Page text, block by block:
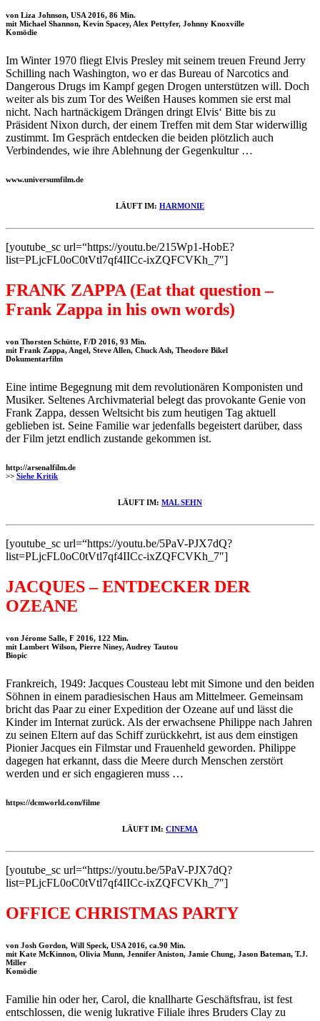
von Liza Johnson, USA 2016, 86 Min.
mit Michael Shannon, Kevin Spacey, Alex Pettyfer, Johnny Knoxville
Komödie
Im Winter 1970 fliegt Elvis Presley mit seinem treuen Freund Jerry
Schilling nach Washington, wo er das Bureau of Narcotics and
Dangerous Drugs im Kampf gegen Drogen unterstützen will. Doch
weiter als bis zum Tor des Weißen Hauses kommen sie erst mal
nicht. Nach hartnäckigem Drängen dringt Elvis‘ Bitte bis zu
Präsident Nixon durch, der einem Treffen mit dem Star widerwillig
zustimmt. Im Gespräch entdecken die beiden plötzlich auch
Verbindendes, wie ihre Ablehnung der Gegenkultur …
www.universumfilm.de
LÄUFT IM: HARMONIE
[youtube_sc url=“https://youtu.be/215Wp1-HobE?
list=PLjcFL0oC0tVtl7qf4IICc-ixZQFCVKh_7″]
FRANK ZAPPA (Eat that question –
Frank Zappa in his own words)
von Thorsten Schütte, F/D 2016, 93 Min.
mit Frank Zappa, Angel, Steve Allen, Chuck Ash, Theodore Bikel
Dokumentarfilm
Eine intime Begegnung mit dem revolutionären Komponisten und
Musiker. Seltenes Archivmaterial belegt das provokante Genie von
Frank Zappa, dessen Weltsicht bis zum heutigen Tag aktuell
geblieben ist. Seine Familie war jedenfalls begeistert darüber, dass
der Film jetzt endlich zustande gekommen ist.
http://arsenalfilm.de
>> Siehe Kritik
LÄUFT IM: MAL SEHN
[youtube_sc url=“https://youtu.be/5PaV-PJX7dQ?
list=PLjcFL0oC0tVtl7qf4IICc-ixZQFCVKh_7″]
JACQUES – ENTDECKER DER
OZEANE
von Jérome Salle, F 2016, 122 Min.
mit Lambert Wilson, Pierre Niney, Audrey Tautou
Biopic
Frankreich, 1949: Jacques Cousteau lebt mit Simone und den beiden
Söhnen in einem paradiesischen Haus am Mittelmeer. Gemeinsam
bricht das Paar zu einer Expedition der Ozeane auf und lässt die
Kinder im Internat zurück. Als der erwachsene Philippe nach Jahren
zu seinen Eltern auf das Schiff zurückkehrt, ist aus dem einstigen
Pionier Jacques ein Filmstar und Frauenheld geworden. Philippe
dagegen hat erkannt, dass die Meere durch Menschen zerstört
werden und er sich engagieren muss …
https://dcmworld.com/filme
LÄUFT IM: CINEMA
[youtube_sc url=“https://youtu.be/5PaV-PJX7dQ?
list=PLjcFL0oC0tVtl7qf4IICc-ixZQFCVKh_7″]
OFFICE CHRISTMAS PARTY
von Josh Gordon, Will Speck, USA 2016, ca.90 Min.
mit Kate McKinnon, Olivia Munn, Jennifer Aniston, Jamie Chung, Jason Bateman, T.J.
Miller
Komödie
Familie hin oder her, Carol, die knallharte Geschäftsfrau, ist fest
entschlossen, die wenig lukrative Filiale ihres Bruders Clay zu